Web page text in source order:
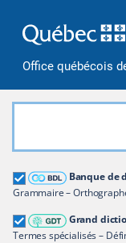
Office québécois
Banque de
Grammaire –
Grand
Termes spécialisés –
Grand
Restreindre aux termes